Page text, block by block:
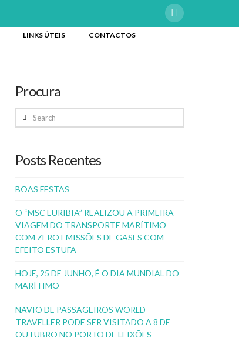
LINKS ÚTEIS CONTACTOS
Procura
Search
Posts Recentes
BOAS FESTAS
O “MSC EURIBIA” REALIZOU A PRIMEIRA
VIAGEM DO TRANSPORTE MARÍTIMO
COM ZERO EMISSÕES DE GASES COM
EFEITO ESTUFA
HOJE, 25 DE JUNHO, É O DIA MUNDIAL DO
MARÍTIMO
NAVIO DE PASSAGEIROS WORLD
TRAVELLER PODE SER VISITADO A 8 DE
OUTUBRO NO PORTO DE LEIXÕES